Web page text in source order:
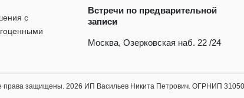
с
Встречи по предварительной
записи
Москва, Озерковская наб. 22 /24
права защищены. 2026 ИП Васильев Никита Петрович. ОГРНИП